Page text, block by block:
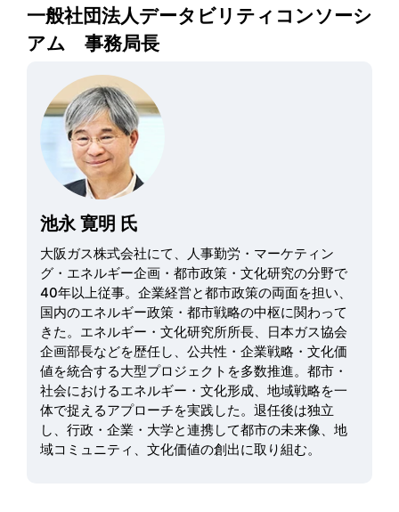
一般社団法人データビリティコンソーシ
アム 事務局長
池永 寛明 氏
大阪ガス株式会社にて、人事勤労・マーケティン
グ・エネルギー企画・都市政策・文化研究の分野で
40年以上従事。企業経営と都市政策の両面を担い、
国内のエネルギー政策・都市戦略の中枢に関わって
きた。エネルギー・文化研究所所長、日本ガス協会
企画部長などを歴任し、公共性・企業戦略・文化価
値を統合する大型プロジェクトを多数推進。都市・
社会におけるエネルギー・文化形成、地域戦略を一
体で捉えるアプローチを実践した。退任後は独立
し、行政・企業・大学と連携して都市の未来像、地
域コミュニティ、文化価値の創出に取り組む。